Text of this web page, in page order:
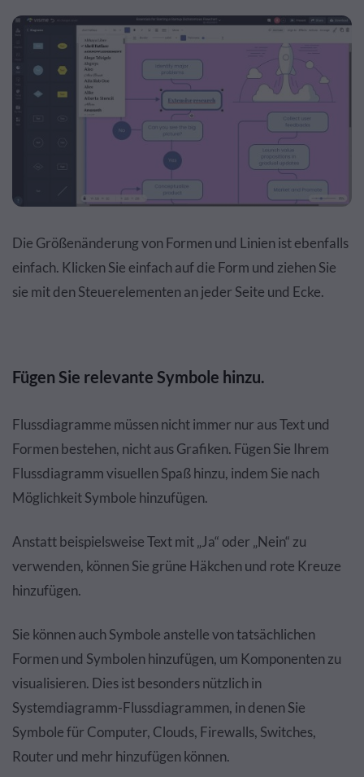
Die Größenänderung von Formen und Linien ist ebenfalls
einfach. Klicken Sie einfach auf die Form und ziehen Sie
sie mit den Steuerelementen an jeder Seite und Ecke.
Fügen Sie relevante Symbole hinzu.
Flussdiagramme müssen nicht immer nur aus Text und
Formen bestehen, nicht aus Grafiken. Fügen Sie Ihrem
Flussdiagramm visuellen Spaß hinzu, indem Sie nach
Möglichkeit Symbole hinzufügen.
Anstatt beispielsweise Text mit „Ja“ oder „Nein“ zu
verwenden, können Sie grüne Häkchen und rote Kreuze
hinzufügen.
Sie können auch Symbole anstelle von tatsächlichen
Formen und Symbolen hinzufügen, um Komponenten zu
visualisieren. Dies ist besonders nützlich in
Systemdiagramm-Flussdiagrammen, in denen Sie
Symbole für Computer, Clouds, Firewalls, Switches,
Router und mehr hinzufügen können.